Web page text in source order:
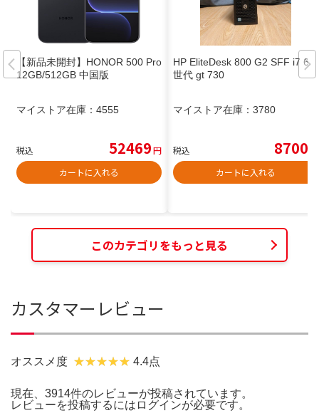
【新品未開封】HONOR 500 Pro
12GB/512GB 中国版
マイストア在庫： 4555
税込 52469円
カートに入れる
HP EliteDesk 800 G2 SFF i7 6
世代 gt 730
マイストア在庫： 3780
税込 8700
カートに入れる
このカテゴリをもっと見る
カスタマーレビュー
オススメ度 4.4点
現在、3914件のレビューが投稿されています。
レビューを投稿するには ログインが必要です。